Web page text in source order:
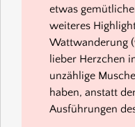
etwas
weiteres
Wattwanderung
lieber Herzchen
unzählige
haben, anstatt
Ausführungen